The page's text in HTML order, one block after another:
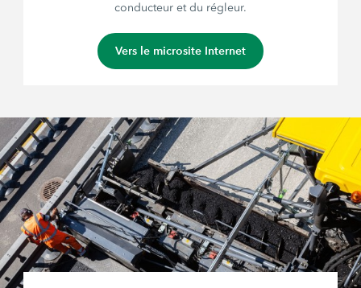
conducteur et du régleur.
Vers le microsite Internet